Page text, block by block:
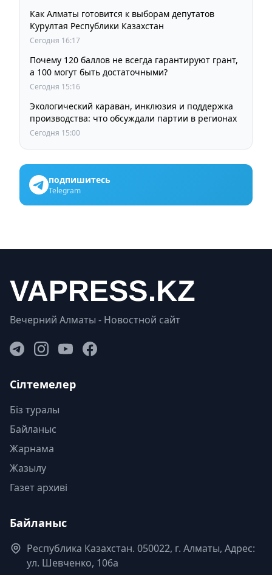
Как Алматы готовится к выборам депутатов
Курултая Республики Казахстан
Сегодня 16:17
Почему 120 баллов не всегда гарантируют грант,
а 100 могут быть достаточными?
Сегодня 15:16
Экологический караван, инклюзия и поддержка
производства: что обсуждали партии в регионах
Сегодня 15:00
подпишитесь
Telegram
Вечерний Алматы - Новостной сайт
Сілтемелер
Біз туралы
Байланыс
Жарнама
Жазылу
Газет архиві
Байланыс
Республика Казахстан. 050022, г. Алматы, Адрес:
ул. Шевченко, 106а